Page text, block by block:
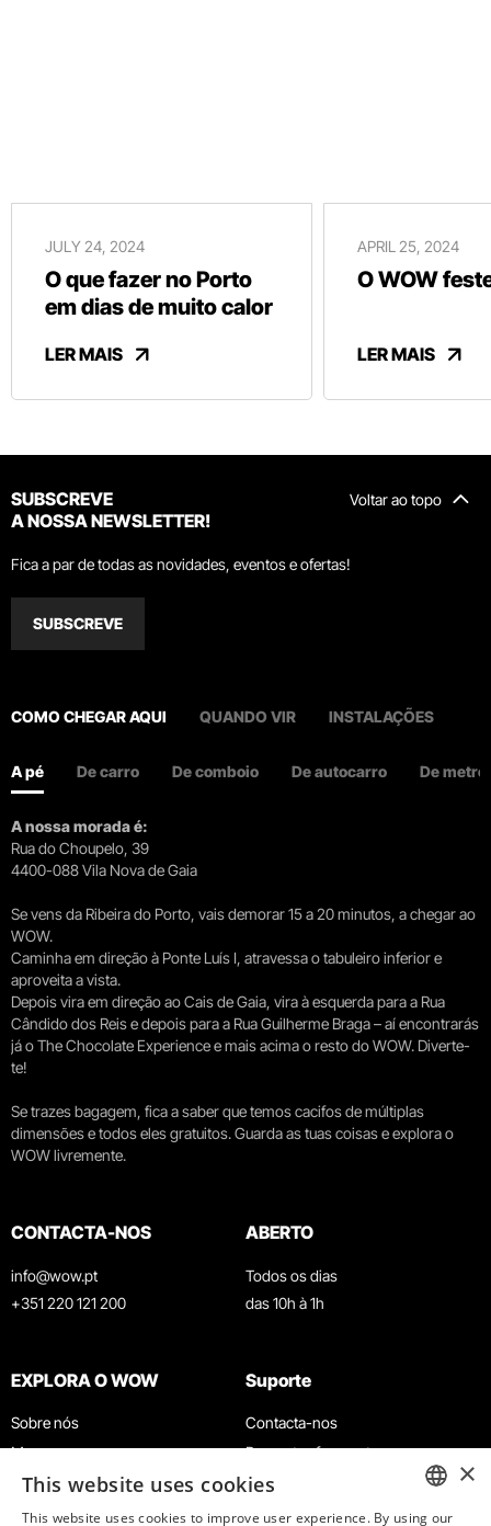
JULY 24, 2024
O que fazer no Porto
em dias de muito calor
LER MAIS
APRIL 25, 2024
O WOW
LER MAIS
Voltar ao topo
SUBSCREVE
A NOSSA NEWSLETTER!
Fica a par de todas as novidades, eventos e ofertas!
SUBSCREVE
COMO CHEGAR AQUI QUANDO VIR INSTALAÇÕES
A pé De carro De comboio De autocarro De metro
A nossa morada é:
Rua do Choupelo, 39
4400-088 Vila Nova de Gaia
Se vens da Ribeira do Porto, vais demorar 15 a 20 minutos, a chegar ao
WOW.
Caminha em direção à Ponte Luís I, atravessa o tabuleiro inferior e
aproveita a vista.
Depois vira em direção ao Cais de Gaia, vira à esquerda para a Rua
Cândido dos Reis e depois para a Rua Guilherme Braga – aí encontrarás
já o The Chocolate Experience e mais acima o resto do WOW. Diverte-
te!
Se trazes bagagem, fica a saber que temos cacifos de múltiplas
dimensões e todos eles gratuitos. Guarda as tuas coisas e explora o
WOW livremente.
CONTACTA-NOS
info@wow.pt
+351 220 121 200
ABERTO
Todos os dias
das 10h à 1h
EXPLORA O WOW
Sobre nós
Museus
Agenda
Notícias
Suporte
Contacta-nos
Perguntas frequentes
Termos e Condições
Política de privacidade e cookies
×
This website uses cookies
This website uses cookies to improve user experience. By using our